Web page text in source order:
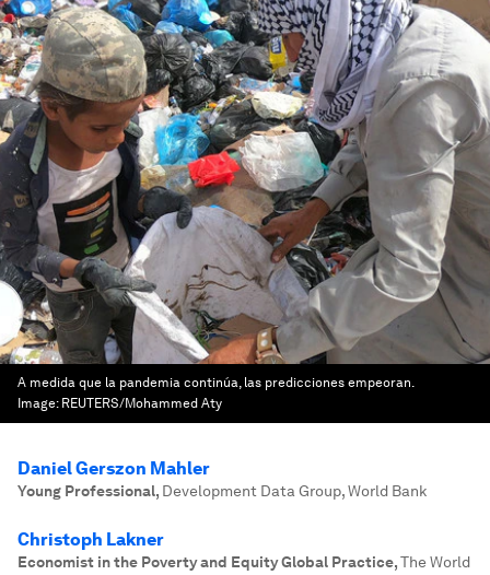
A medida que la pandemia continúa, las predicciones empeoran.
Image: REUTERS/Mohammed Aty
Daniel Gerszon Mahler
Young Professional, Development Data Group, World Bank
Christoph Lakner
Economist in the Poverty and Equity Global Practice,The World